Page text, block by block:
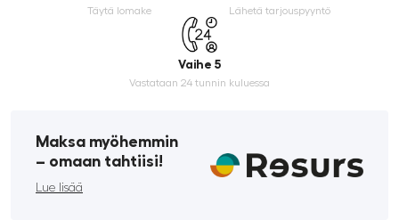
Täytä lomake Lähetä tarjouspyyntö
Vaihe 5
Vastataan 24 tunnin kuluessa
Maksa myöhemmin
­– omaan tahtiisi!
Lue lisää